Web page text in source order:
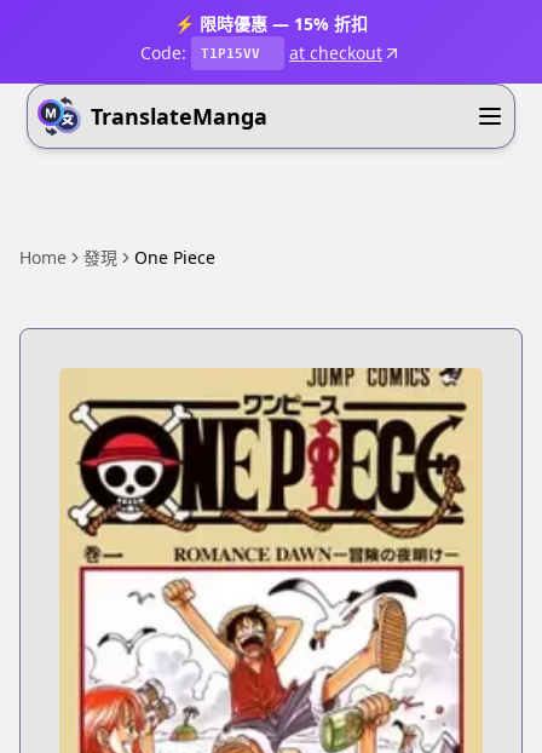
⚡ 限時優惠 — 15% 折扣
Code:
T1P15VV at checkout
TranslateManga
Home 發現 One Piece